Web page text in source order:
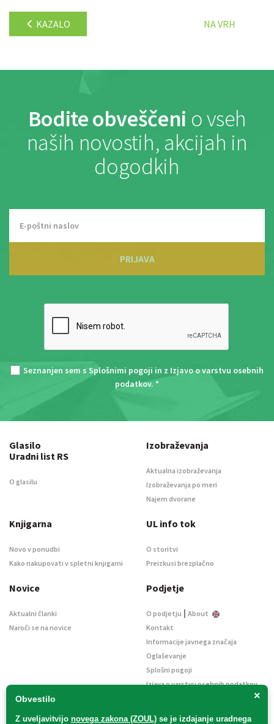
KAZALO NA VRH
Bodite obveščeni o vseh
naših novostih, akcijah in
dogodkih
PRIJAVA
Seznanjen sem s Splošnimi pogoji in z Izjavo o varstvu osebnih
podatkov. *
×
Obvestilo
Z uveljavitvijo novega zakona (ZOUL) se je izdajanje uradnega
Glasilo
Uradni list RS
O glasilu
Izobraževanja
Aktualna izobraževanja
Izobraževanja po meri
Najem dvorane
Knjigarna
Novo v ponudbi
Kako nakupovati v spletni knjigarni
UL info tok
O storitvi
Preizkusi brezplačno
Novice
Aktualni članki
Naroči se na novice
Podjetje
O podjetju | About
Kontakt
Informacije javnega značaja
Oglaševanje
Splošni pogoji
Izjava o varstvu osebnih podatkov